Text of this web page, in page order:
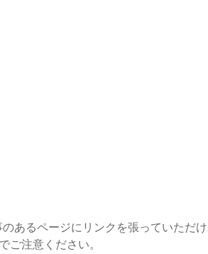
あるページにリンクを張っていただ
ご注意ください。